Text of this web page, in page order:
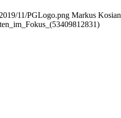
11/PGLogo.png Markus Kosian